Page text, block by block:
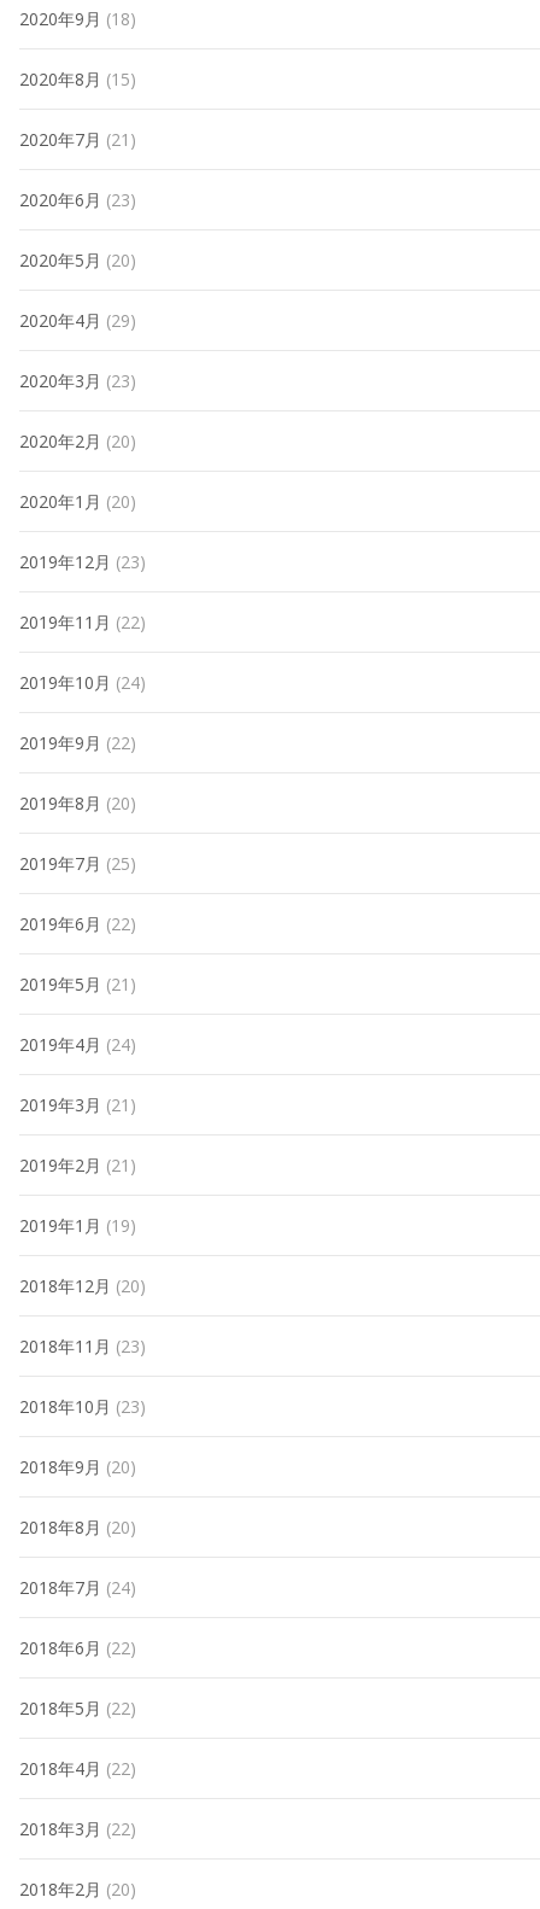
2020年9月 (18)
2020年8月 (15)
2020年7月 (21)
2020年6月 (23)
2020年5月 (20)
2020年4月 (29)
2020年3月 (23)
2020年2月 (20)
2020年1月 (20)
2019年12月 (23)
2019年11月 (22)
2019年10月 (24)
2019年9月 (22)
2019年8月 (20)
2019年7月 (25)
2019年6月 (22)
2019年5月 (21)
2019年4月 (24)
2019年3月 (21)
2019年2月 (21)
2019年1月 (19)
2018年12月 (20)
2018年11月 (23)
2018年10月 (23)
2018年9月 (20)
2018年8月 (20)
2018年7月 (24)
2018年6月 (22)
2018年5月 (22)
2018年4月 (22)
2018年3月 (22)
2018年2月 (20)